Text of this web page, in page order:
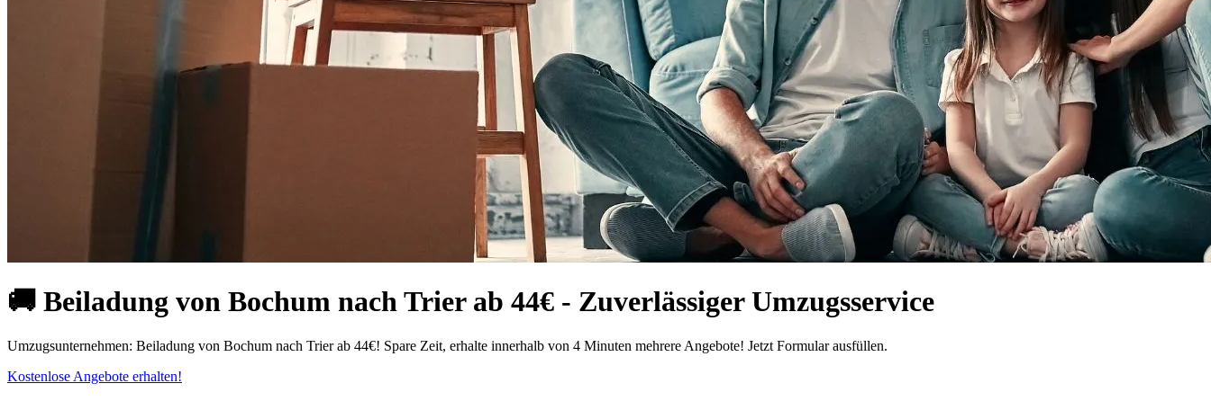
🚚 Beiladung von Bochum nach Trier ab 44€ - Zuverlässiger Umzugsservice
Umzugsunternehmen: Beiladung von Bochum nach Trier ab 44€! Spare Zeit, erhalte innerhalb von 4 Minuten mehrere Angebote! Jetzt Formular ausfüllen.
Kostenlose Angebote erhalten!